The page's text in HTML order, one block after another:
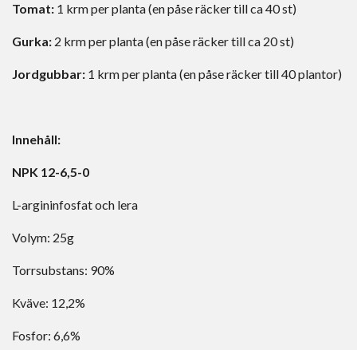
Tomat: 1 krm per planta (en påse räcker till ca 40 st)
Gurka: 2 krm per planta (en påse räcker till ca 20 st)
Jordgubbar: 1 krm per planta (en påse räcker till 40 plantor)
Innehåll:
NPK 12-6,5-0
L-argininfosfat och lera
Volym: 25g
Torrsubstans: 90%
Kväve: 12,2%
Fosfor: 6,6%